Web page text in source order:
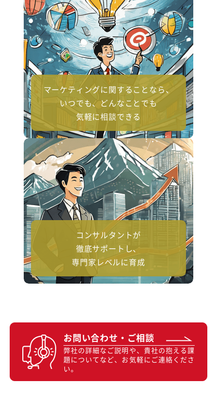
マーケティングに関することなら、
いつでも、どんなことでも
気軽に相談できる
コンサルタントが
徹底サポートし、
専門家レベルに育成
お問い合わせ・ご相談
弊社の詳細なご説明や、貴社の抱える課
題についてなど、お気軽にご連絡くださ
い。